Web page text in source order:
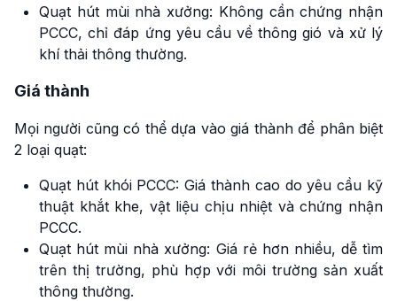
Quạt hút mùi nhà xưởng: Không cần chứng nhận
PCCC, chỉ đáp ứng yêu cầu về thông gió và xử lý
khí thải thông thường.
Giá thành
Mọi người cũng có thể dựa vào giá thành để phân biệt
2 loại quạt:
Quạt hút khói PCCC: Giá thành cao do yêu cầu kỹ
thuật khắt khe, vật liệu chịu nhiệt và chứng nhận
PCCC.
Quạt hút mùi nhà xưởng: Giá rẻ hơn nhiều, dễ tìm
trên thị trường, phù hợp với môi trường sản xuất
thông thường.